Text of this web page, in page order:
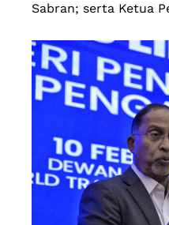
Sabran; serta Ketua